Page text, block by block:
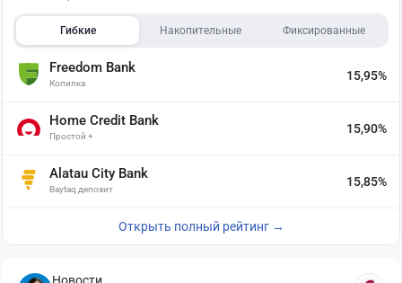
Гибкие Накопительные Фиксированные
Freedom Bank
Копилка
15,95%
Home Credit Bank
Простой +
15,90%
Alatau City Bank
Baytaq депозит
15,85%
Открыть полный рейтинг →